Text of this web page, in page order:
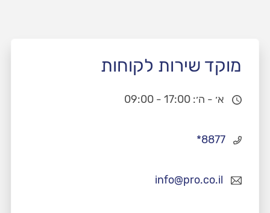
מוקד שירות לקוחות
א׳ - ה׳: 17:00 - 09:00
info@pro.co.il
*8877